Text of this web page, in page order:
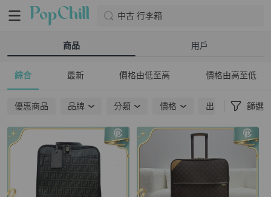
中古 行李箱
商品 用戶
綜合 最新 價格由低至高 價格由高至低
優惠商品 品牌 分類 價格 出貨地點 篩選